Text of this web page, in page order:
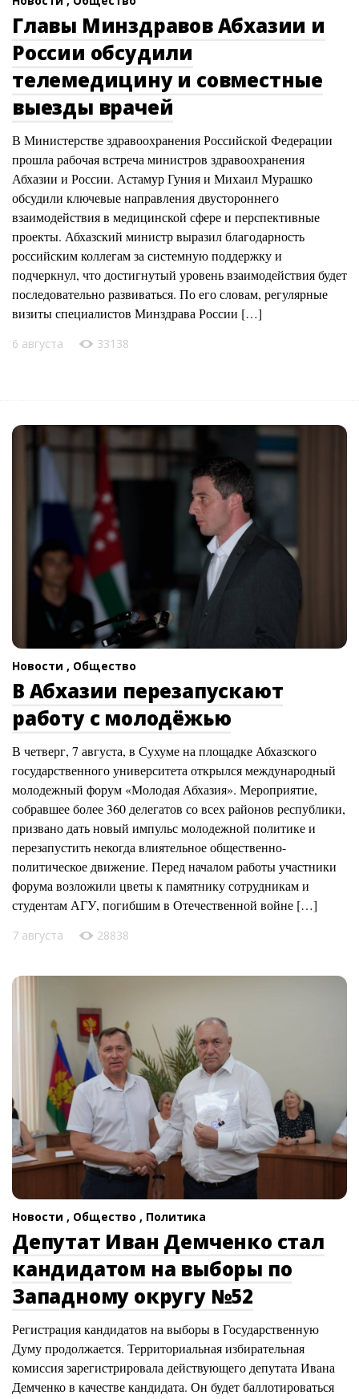
Главы Минздравов Абхазии и
России обсудили
телемедицину и совместные
выезды врачей
В Министерстве здравоохранения Российской Федерации
прошла рабочая встреча министров здравоохранения
Абхазии и России. Астамур Гуния и Михаил Мурашко
обсудили ключевые направления двустороннего
взаимодействия в медицинской сфере и перспективные
проекты. Абхазский министр выразил благодарность
российским коллегам за системную поддержку и
подчеркнул, что достигнутый уровень взаимодействия будет
последовательно развиваться. По его словам, регулярные
визиты специалистов Минздрава России […]
6 августа 33138
Новости , Общество
В Абхазии перезапускают
работу с молодёжью
В четверг, 7 августа, в Сухуме на площадке Абхазского
государственного университета открылся международный
молодежный форум «Молодая Абхазия». Мероприятие,
собравшее более 360 делегатов со всех районов республики,
призвано дать новый импульс молодежной политике и
перезапустить некогда влиятельное общественно-
политическое движение. Перед началом работы участники
форума возложили цветы к памятнику сотрудникам и
студентам АГУ, погибшим в Отечественной войне […]
7 августа 28838
Новости , Общество , Политика
Депутат Иван Демченко стал
кандидатом на выборы по
Западному округу №52
Регистрация кандидатов на выборы в Государственную
Думу продолжается. Территориальная избирательная
комиссия зарегистрировала действующего депутата Ивана
Демченко в качестве кандидата. Он будет баллотироваться